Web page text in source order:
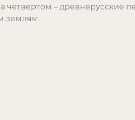
четвертом – древнерусские
землям.